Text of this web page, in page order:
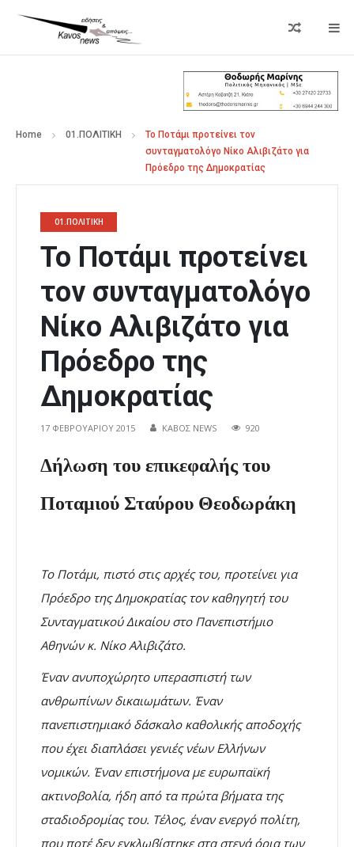
Home 01.ΠΟΛΙΤΙΚΗ
Το Ποτάμι προτείνει τον
συνταγματολόγο Νίκο Αλιβιζάτο για
Πρόεδρο της Δημοκρατίας
01.ΠΟΛΙΤΙΚΗ
Το Ποτάμι προτείνει
τον συνταγματολόγο
Νίκο Αλιβιζάτο για
Πρόεδρο της
Δημοκρατίας
17 ΦΕΒΡΟΥΑΡΊΟΥ 2015 ΚΑΒΟΣ NEWS 920
Δήλωση του επικεφαλής του
Ποταμιού Σταύρου Θεοδωράκη
Το Ποτάμι, πιστό στις αρχές του, προτείνει για
Πρόεδρο της Δημοκρατίας τον καθηγητή του
Συνταγματικού Δικαίου στο Πανεπιστήμιο
Αθηνών κ. Νίκο Αλιβιζάτο.
Έναν ανυποχώρητο υπερασπιστή των
ανθρωπίνων δικαιωμάτων. Έναν
πανεπιστημιακό δάσκαλο καθολικής αποδοχής
που έχει διαπλάσει γενιές νέων Ελλήνων
νομικών. Έναν επιστήμονα με ευρωπαϊκή
ακτινοβολία, ήδη από τα πρώτα βήματα της
σταδιοδρομίας του. Τέλος, έναν ενεργό πολίτη,
που ποτέ δεν εγκλωβίστηκε στα στενά όρια των